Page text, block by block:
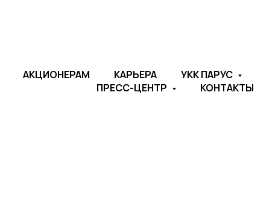
АКЦИОНЕРАМ КАРЬЕРА
УКК ПАРУС
ПРЕСС-ЦЕНТР
КОНТАКТЫ